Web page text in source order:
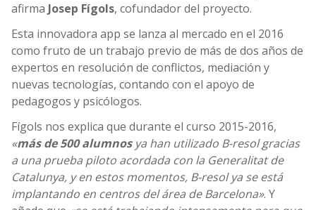
afirma Josep Fígols, cofundador del proyecto.
Esta innovadora app se lanza al mercado en el 2016
como fruto de un trabajo previo de más de dos años de
expertos en resolución de conflictos, mediación y
nuevas tecnologías, contando con el apoyo de
pedagogos y psicólogos.
Fígols nos explica que durante el curso 2015-2016,
«más de 500 alumnosya han utilizado B-resol gracias
a una prueba piloto acordada con la Generalitat de
Catalunya, y en estos momentos, B-resol ya se está
implantando en centros del área de Barcelona». Y